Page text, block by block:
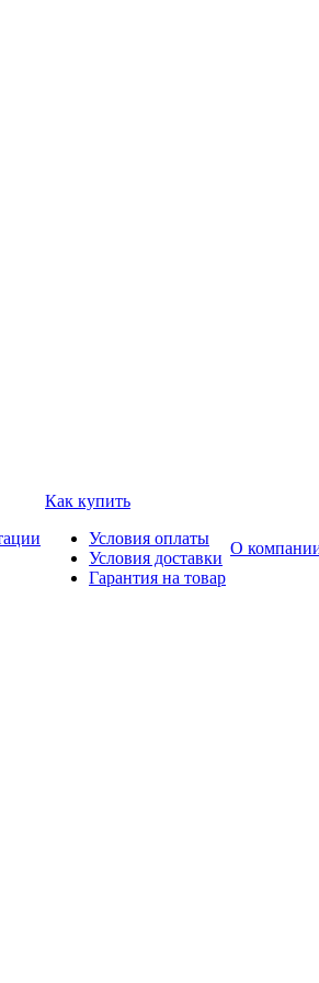
Как купить
Условия оплаты
Условия доставки
Гарантия на товар
О